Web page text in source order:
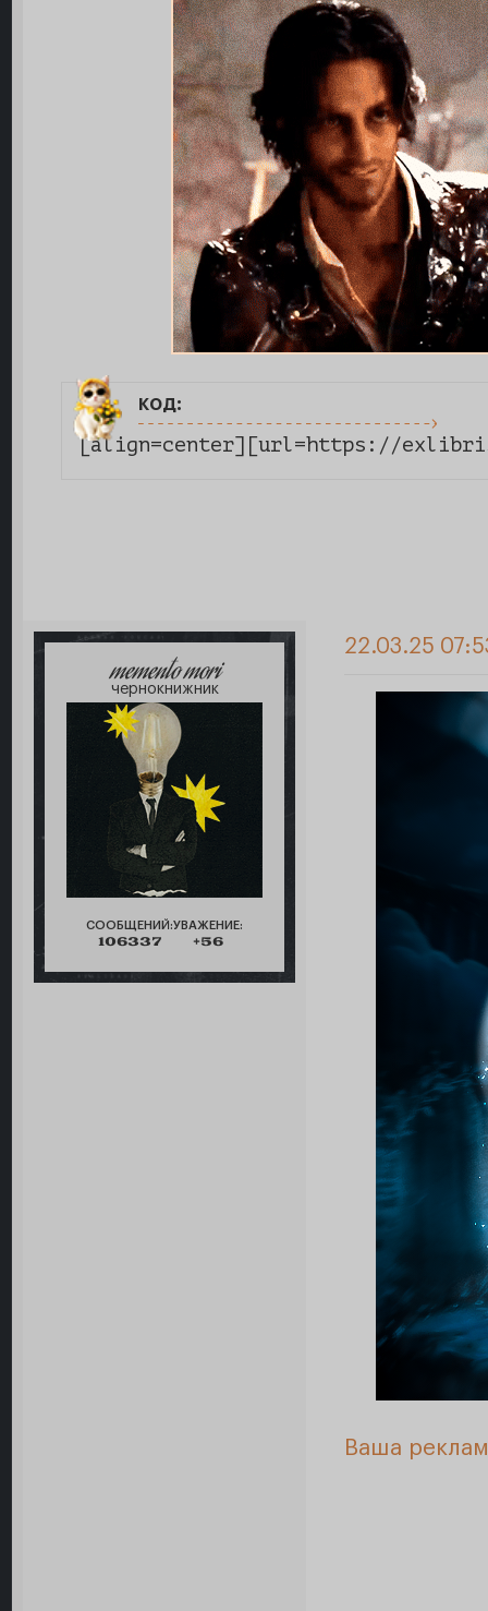
код:
[align=center][url=https://
memento mori
чернокнижник
СООБЩЕНИЙ:
106337
УВАЖЕНИЕ:
+56
22.03.25
Ваша